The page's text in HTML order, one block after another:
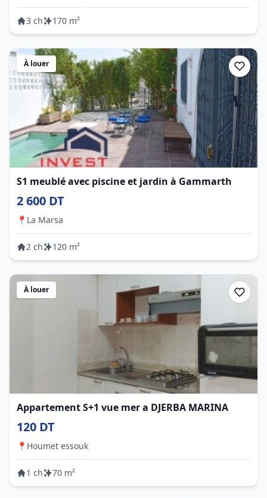
3 ch 170 m²
À louer
S1 meublé avec piscine et jardin à Gammarth
2 600 DT
📍 La Marsa
2 ch 120 m²
À louer
Appartement S+1 vue mer a DJERBA MARINA
120 DT
📍 Houmet essouk
1 ch 70 m²